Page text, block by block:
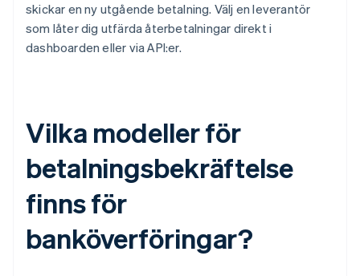
skickar en ny utgående betalning. Välj en leverantör
som låter dig utfärda återbetalningar direkt i
dashboarden eller via API:er.
Vilka modeller för
betalningsbekräftelse
finns för
banköverföringar?